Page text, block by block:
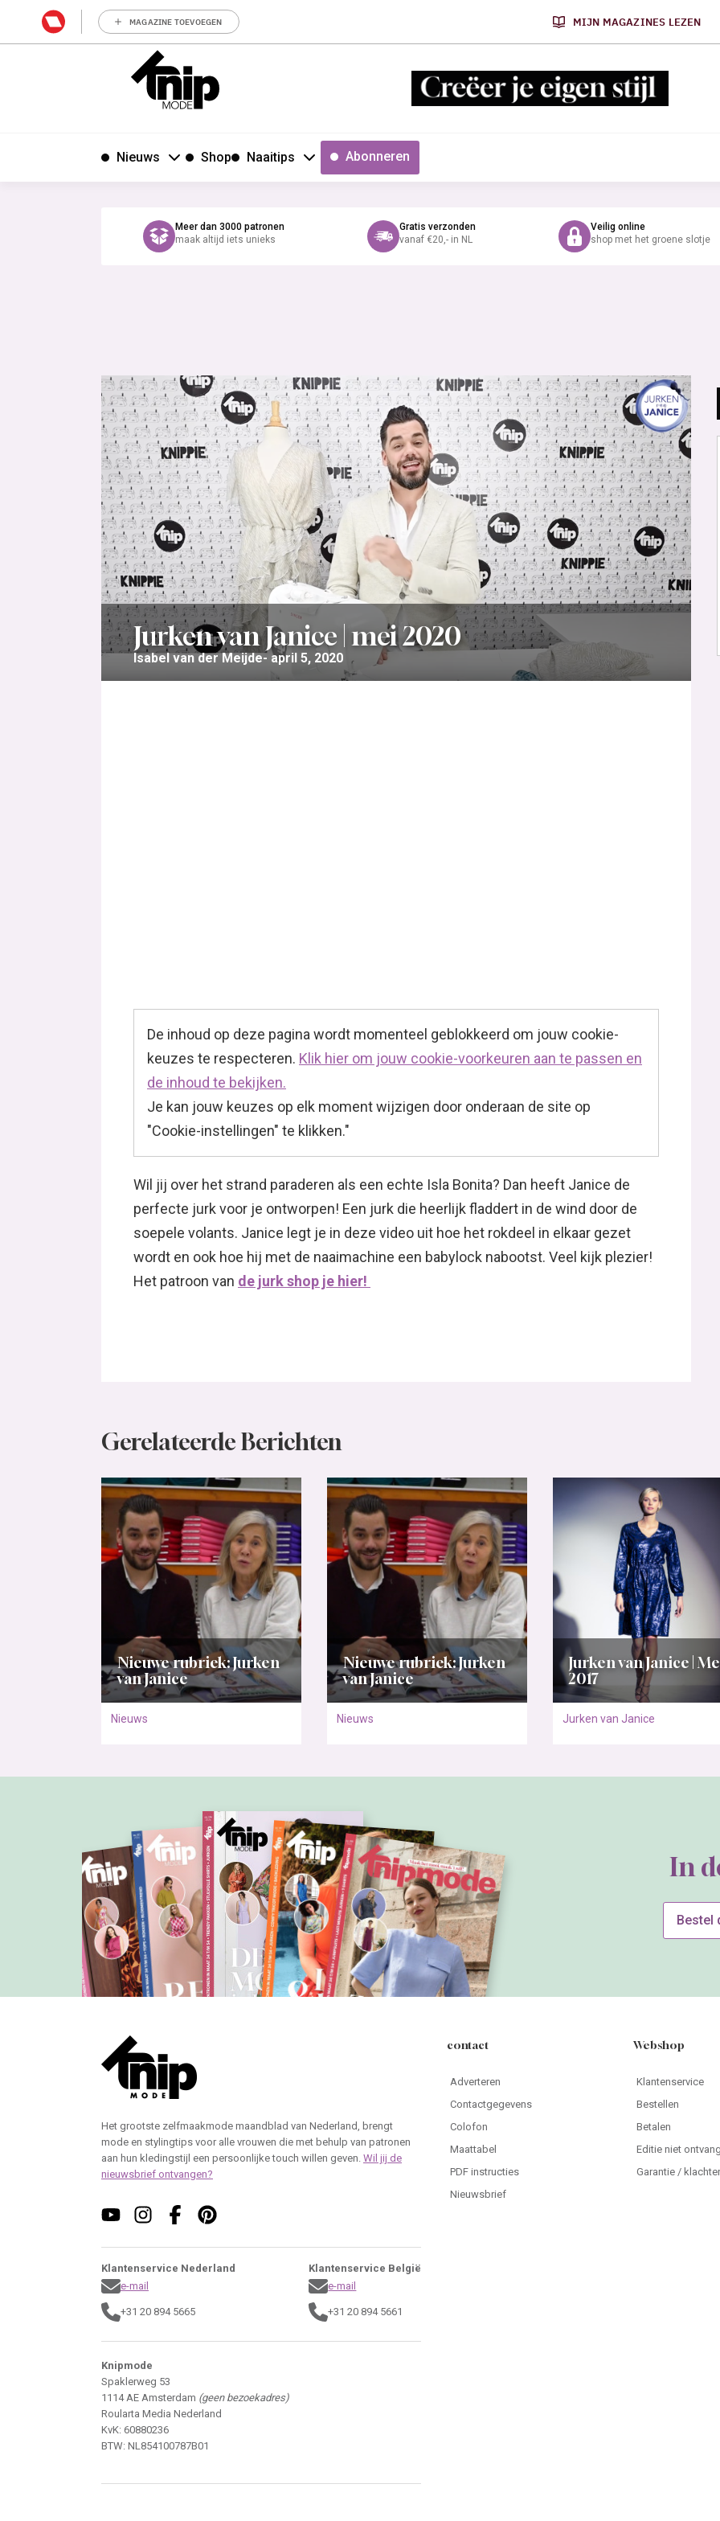
MAGAZINE TOEVOEGEN MIJN MAGAZINES LEZEN
Nieuws Shop Naaitips Abonneren
Meer dan 3000 patronen
maak altijd iets unieks
Gratis verzonden
vanaf €20,- in NL
Veilig online
shop met het groene slotje
Jurken van Janice | mei 2020
Isabel van der Meijde april 5, 2020
De inhoud op deze pagina wordt momenteel geblokkeerd om jouw cookie-
keuzes te respecteren. Klik hier om jouw cookie-voorkeuren aan te passen en
de inhoud te bekijken.
Je kan jouw keuzes op elk moment wijzigen door onderaan de site op
"Cookie-instellingen" te klikken."
Wil jij over het strand paraderen als een echte Isla Bonita? Dan heeft Janice de
perfecte jurk voor je ontworpen! Een jurk die heerlijk fladdert in de wind door de
soepele volants. Janice legt je in deze video uit hoe het rokdeel in elkaar gezet
wordt en ook hoe hij met de naaimachine een babylock nabootst. Veel kijk plezier!
Het patroon van de jurk shop je hier!
Gerelateerde Berichten
Nieuwe rubriek: Jurken
van Janice
Nieuws
Nieuwe rubriek: Jurken
van Janice
Nieuws
Jurken van Janice |
2017
Jurken van Janice
In
Bestel
Het grootste zelfmaakmode maandblad van Nederland, brengt
mode en stylingtips voor alle vrouwen die met behulp van patronen
aan hun kledingstijl een persoonlijke touch willen geven. Wil jij de
nieuwsbrief ontvangen?
Klantenservice Nederland
e-mail
+31 20 894 5665
Klantenservice België
e-mail
+31 20 894 5661
Knipmode
Spaklerweg 53
1114 AE Amsterdam (geen bezoekadres)
Roularta Media Nederland
KvK: 60880236
BTW: NL854100787B01
contact
Adverteren
Contactgegevens
Colofon
Maattabel
PDF instructies
Nieuwsbrief
Webshop
Klantenservice
Bestellen
Betalen
Editie niet
Garantie /